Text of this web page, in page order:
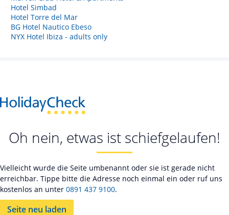
Hotel Simbad
Hotel Torre del Mar
BG Hotel Nautico Ebeso
NYX Hotel Ibiza - adults only
Oh nein, etwas ist schiefgelaufen!
Vielleicht wurde die Seite umbenannt oder sie ist gerade nicht
erreichbar. Tippe bitte die Adresse noch einmal ein oder ruf uns
kostenlos an unter 0891 437 9100.
Seite neu laden